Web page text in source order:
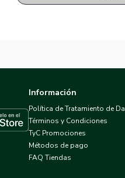
TUL en App Store
Información
Política de Tratamiento de
Términos y Condiciones
TyC Promociones
Métodos de pago
FAQ Tiendas